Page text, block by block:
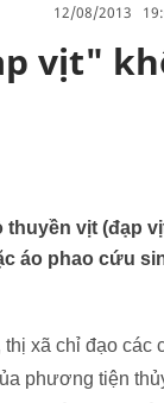
12/08/2013
vịt"
thuyền vịt (đạp
áo phao cứu
xã chỉ đạo các
phương tiện